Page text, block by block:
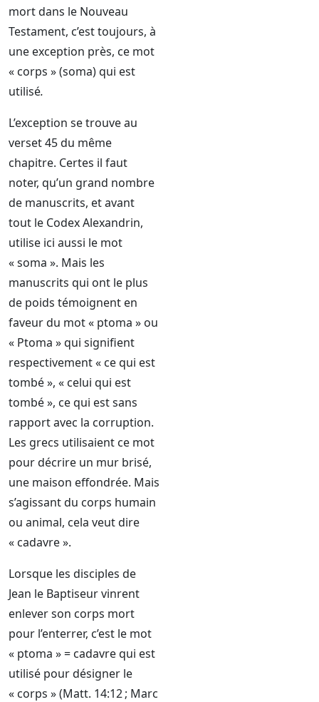
mort dans le Nouveau
Testament, c’est toujours, à
une exception près, ce mot
« corps » (soma) qui est
utilisé.
L’exception se trouve au
verset 45 du même
chapitre. Certes il faut
noter, qu’un grand nombre
de manuscrits, et avant
tout le Codex Alexandrin,
utilise ici aussi le mot
« soma ». Mais les
manuscrits qui ont le plus
de poids témoignent en
faveur du mot « ptoma » ou
« Ptoma » qui signifient
respectivement « ce qui est
tombé », « celui qui est
tombé », ce qui est sans
rapport avec la corruption.
Les grecs utilisaient ce mot
pour décrire un mur brisé,
une maison effondrée. Mais
s’agissant du corps humain
ou animal, cela veut dire
« cadavre ».
Lorsque les disciples de
Jean le Baptiseur vinrent
enlever son corps mort
pour l’enterrer, c’est le mot
« ptoma » = cadavre qui est
utilisé pour désigner le
« corps » (Matt. 14:12 ; Marc